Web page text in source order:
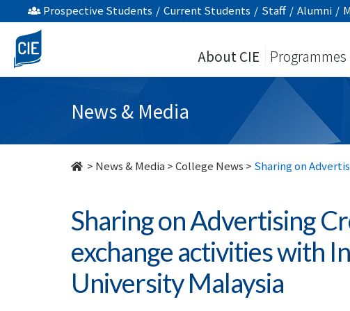
Sharing
on
Advertising
Creativity
Virtual
activities
International
Prospective Students / Current Students / Staff / Alumni /
About CIE Programmes
News & Media
> News & Media >College News > Sharing on
Sharing on Advertising
exchange activities with
University Malaysia